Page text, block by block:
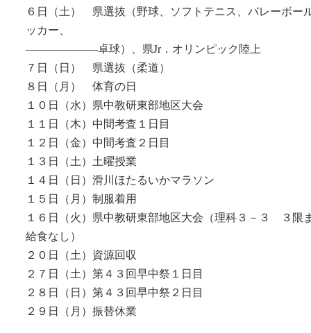
６日（土） 県選抜（野球、ソフトテニス、バレーボー
ッカー、
——————–卓球）、県Jr．オリンピック陸上
７日（日） 県選抜（柔道）
８日（月） 体育の日
１０日（水）県中教研東部地区大会
１１日（木）中間考査１日目
１２日（金）中間考査２日目
１３日（土）土曜授業
１４日（日）滑川ほたるいかマラソン
１５日（月）制服着用
１６日（火）県中教研東部地区大会（理科３－３ ３限
給食なし）
２０日（土）資源回収
２７日（土）第４３回早中祭１日目
２８日（日）第４３回早中祭２日目
２９日（月）振替休業